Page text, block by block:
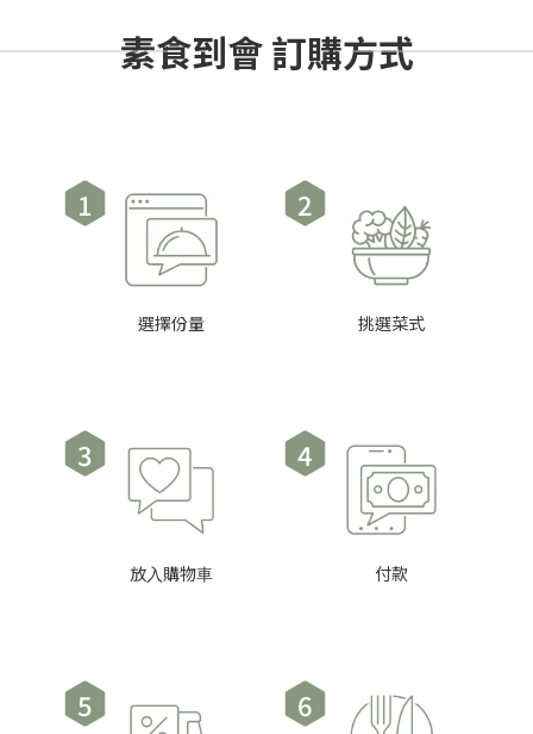
素食到會 訂購方式
1
選擇份量
2
挑選菜式
3
放⼊購物⾞
4
付款
5 6